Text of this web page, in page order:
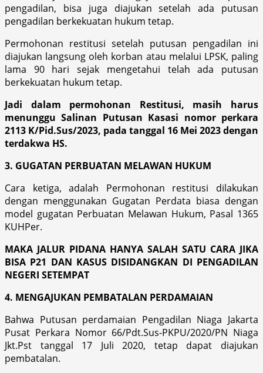
pengadilan, bisa juga diajukan setelah ada putusan
pengadilan berkekuatan hukum tetap.
Permohonan restitusi setelah putusan pengadilan ini
diajukan langsung oleh korban atau melalui LPSK, paling
lama 90 hari sejak mengetahui telah ada putusan
berkekuatan hukum tetap.
Jadi dalam permohonan Restitusi, masih harus
menunggu Salinan Putusan Kasasi nomor perkara
2113 K/Pid.Sus/2023, pada tanggal 16 Mei 2023 dengan
terdakwa HS.
3. GUGATAN PERBUATAN MELAWAN HUKUM
Cara ketiga, adalah Permohonan restitusi dilakukan
dengan menggunakan Gugatan Perdata biasa dengan
model gugatan Perbuatan Melawan Hukum, Pasal 1365
KUHPer.
MAKA JALUR PIDANA HANYA SALAH SATU CARA JIKA
BISA P21 DAN KASUS DISIDANGKAN DI PENGADILAN
NEGERI SETEMPAT
4. MENGAJUKAN PEMBATALAN PERDAMAIAN
Bahwa Putusan perdamaian Pengadilan Niaga Jakarta
Pusat Perkara Nomor 66/Pdt.Sus-PKPU/2020/PN Niaga
Jkt.Pst tanggal 17 Juli 2020, tetap dapat diajukan
pembatalan.